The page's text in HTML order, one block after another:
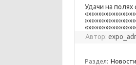
Удачи на полях
Автор:
Раздел: Новости